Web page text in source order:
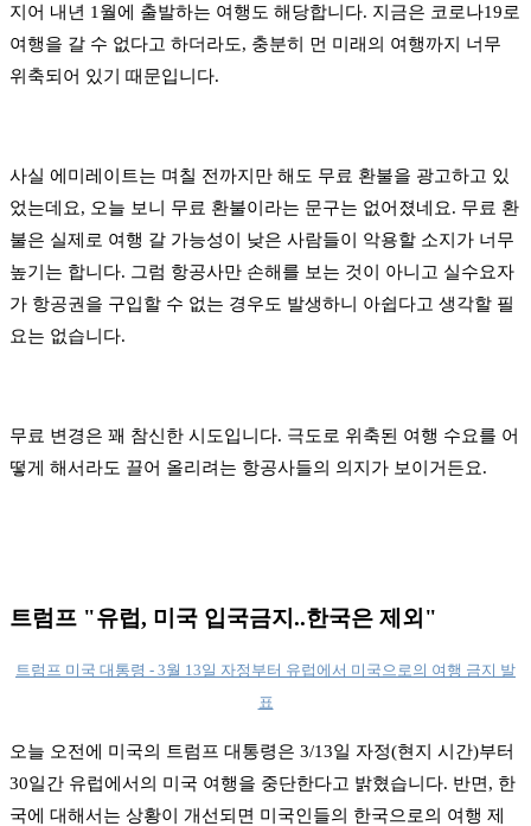
지어 내년 1월에 출발하는 여행도 해당합니다. 지금은 코로나19로
여행을 갈 수 없다고 하더라도, 충분히 먼 미래의 여행까지 너무
위축되어 있기 때문입니다.
사실 에미레이트는 며칠 전까지만 해도 무료 환불을 광고하고 있
었는데요, 오늘 보니 무료 환불이라는 문구는 없어졌네요. 무료 환
불은 실제로 여행 갈 가능성이 낮은 사람들이 악용할 소지가 너무
높기는 합니다. 그럼 항공사만 손해를 보는 것이 아니고 실수요자
가 항공권을 구입할 수 없는 경우도 발생하니 아쉽다고 생각할 필
요는 없습니다.
무료 변경은 꽤 참신한 시도입니다. 극도로 위축된 여행 수요를 어
떻게 해서라도 끌어 올리려는 항공사들의 의지가 보이거든요.
트럼프 "유럽, 미국 입국금지..한국은 제외"
트럼프 미국 대통령 - 3월 13일 자정부터 유럽에서 미국으로의 여행 금지 발
표
오늘 오전에 미국의 트럼프 대통령은 3/13일 자정(현지 시간)부터
30일간 유럽에서의 미국 여행을 중단한다고 밝혔습니다. 반면, 한
국에 대해서는 상황이 개선되면 미국인들의 한국으로의 여행 제